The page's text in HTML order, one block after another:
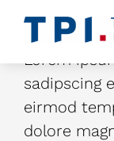
springen
Profil
Lorem
sadipscing
eirmod
dolore